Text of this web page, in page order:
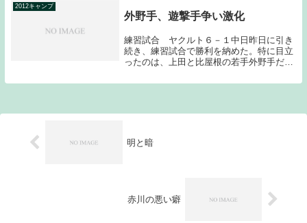
2012キャンプ
外野手、遊撃手争い激化
練習試合 ヤクルト６－１中日昨日に引き
続き、練習試合で勝利を納めた。特に目立
ったのは、上田と比屋根の若手外野手だっ
５打数４安打と大暴れ。昨日に引き続き結
明と暗
赤川の悪い癖